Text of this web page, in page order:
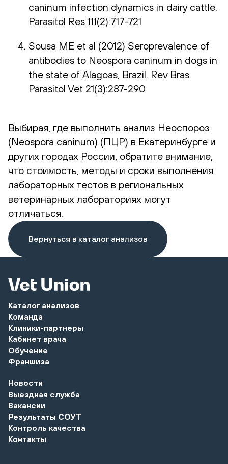
caninum infection dynamics in dairy cattle.
Parasitol Res 111(2):717-721
Sousa ME et al (2012) Seroprevalence of
antibodies to Neospora caninum in dogs in
the state of Alagoas, Brazil. Rev Bras
Parasitol Vet 21(3):287-290
Выбирая, где выполнить анализ Неоспороз
(Neospora caninum) (ПЦР) в Екатеринбурге и
других городах России, обратите внимание,
что стоимость, методы и сроки выполнения
лабораторных тестов в региональных
ветеринарных лабораториях могут
отличаться.
Вернуться в каталог анализов
Каталог анализов
Команда
Клиники-партнеры
Кабинет врача
Обучение
Франшиза
Новости
Выездная служба
Вакансии
Результаты СОУТ
Контроль качества
Контакты